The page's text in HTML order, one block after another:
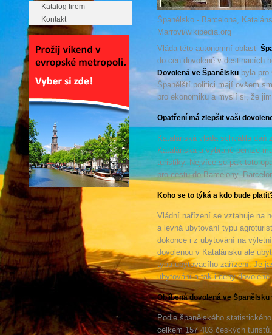
Katalog firem
Kontakt
Španělsko - Barcelona,
Marrovi/wikipedia.org
Vláda této autonomní oblasti
do cen dovolené v destinacích
Dovolená ve Španělskubyla pro
Španělští politici mají ovšem
pro ekonomiku a myslí si, že
Opatření má zlepšit vaši
Katalánská vláda schválila daň
Katalánska a vybrané peníze
turistiky. Nejvíce se pak toto
pro cestu do Barcelony.
Koho se to týká a kdo bude
Vládní nařízení se vztahuje na
a levná ubytování typu
dokonce i z ubytování na
dovolenou v Katalánsku ale
typu ubytovacího zařízení. Je
ubytování a tak i ceny dovolené
Oblíbená dovolená ve
Podle španělského
celkem 157 403 českých